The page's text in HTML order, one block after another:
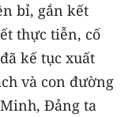
bỉ, gắn kết
thực tiễn, cố
kế tục xuất
và con đường
Đảng ta